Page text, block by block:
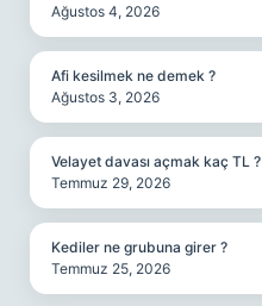
Ağustos 4, 2026
Afi kesilmek ne demek ?
Ağustos 3, 2026
Velayet davası açmak kaç TL ?
Temmuz 29, 2026
Kediler ne grubuna girer ?
Temmuz 25, 2026